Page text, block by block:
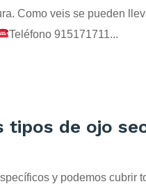
Como veis se pueden
Teléfono 915171711...
tipos de ojo
y podemos cubrir